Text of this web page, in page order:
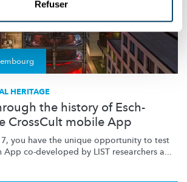
Refuser
HERITAGE
the history of Esch-
CrossCult mobile App
you have the unique opportunity to test
co-developed by LIST researchers a...